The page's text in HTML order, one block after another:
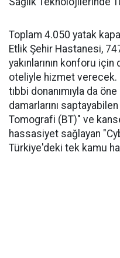
Toplam 4.050 yatak
Etlik Şehir Hastanesi,
yakınlarının konforu
oteliyle hizmet verecek.
tıbbi donanımıyla da
damarlarını
Tomografi (BT)" ve
hassasiyet sağlayan
Türkiye'deki tek kamu